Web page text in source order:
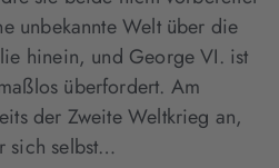
unbekannte Welt über die
hinein, und George VI. ist
überfordert. Am
der Zweite Weltkrieg an,
sich selbst…